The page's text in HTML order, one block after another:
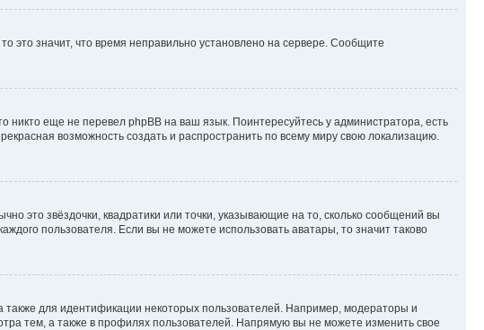
это значит, что время неправильно установлено на сервере. Сообщите
еще не перевел phpBB на ваш язык. Поинтересуйтесь у администратора, есть
возможность создать и распространить по всему миру свою локализацию.
это звёздочки, квадратики или точки, указывающие на то, сколько сообщений вы
пользователя. Если вы не можете использовать аватары, то значит таково
для идентификации некоторых пользователей. Например, модераторы и
тем, а также в профилях пользователей. Напрямую вы не можете изменить свое